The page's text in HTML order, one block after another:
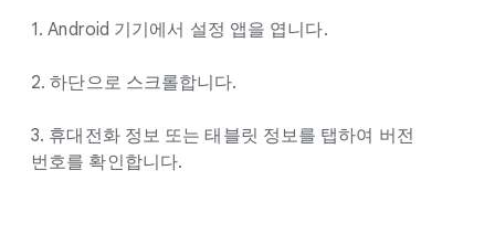
1. Android 기기에서 설정 앱을 엽니다.
2. 하단으로 스크롤합니다.
3. 휴대전화 정보 또는 태블릿 정보를 탭하여 버전
번호를 확인합니다.